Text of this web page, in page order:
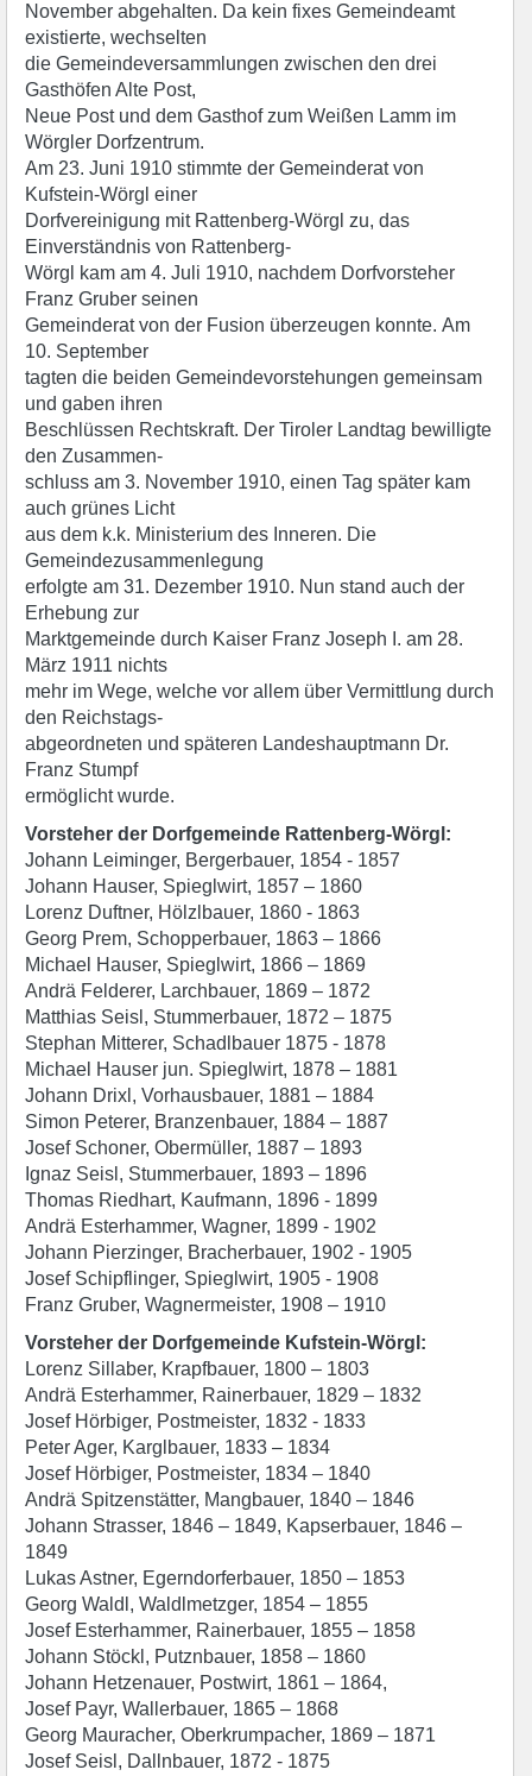
November abgehalten. Da kein fixes Gemeindeamt
existierte, wechselten
die Gemeindeversammlungen zwischen den drei
Gasthöfen Alte Post,
Neue Post und dem Gasthof zum Weißen Lamm im
Wörgler Dorfzentrum.
Am 23. Juni 1910 stimmte der Gemeinderat von
Kufstein-Wörgl einer
Dorfvereinigung mit Rattenberg-Wörgl zu, das
Einverständnis von Rattenberg-
Wörgl kam am 4. Juli 1910, nachdem Dorfvorsteher
Franz Gruber seinen
Gemeinderat von der Fusion überzeugen konnte. Am
10. September
tagten die beiden Gemeindevorstehungen gemeinsam
und gaben ihren
Beschlüssen Rechtskraft. Der Tiroler Landtag bewilligte
den Zusammen-
schluss am 3. November 1910, einen Tag später kam
auch grünes Licht
aus dem k.k. Ministerium des Inneren. Die
Gemeindezusammenlegung
erfolgte am 31. Dezember 1910. Nun stand auch der
Erhebung zur
Marktgemeinde durch Kaiser Franz Joseph I. am 28.
März 1911 nichts
mehr im Wege, welche vor allem über Vermittlung durch
den Reichstags-
abgeordneten und späteren Landeshauptmann Dr.
Franz Stumpf
ermöglicht wurde.
Vorsteher der Dorfgemeinde Rattenberg-Wörgl:
Johann Leiminger, Bergerbauer, 1854 - 1857
Johann Hauser, Spieglwirt, 1857 – 1860
Lorenz Duftner, Hölzlbauer, 1860 - 1863
Georg Prem, Schopperbauer, 1863 – 1866
Michael Hauser, Spieglwirt, 1866 – 1869
Andrä Felderer, Larchbauer, 1869 – 1872
Matthias Seisl, Stummerbauer, 1872 – 1875
Stephan Mitterer, Schadlbauer 1875 - 1878
Michael Hauser jun. Spieglwirt, 1878 – 1881
Johann Drixl, Vorhausbauer, 1881 – 1884
Simon Peterer, Branzenbauer, 1884 – 1887
Josef Schoner, Obermüller, 1887 – 1893
Ignaz Seisl, Stummerbauer, 1893 – 1896
Thomas Riedhart, Kaufmann, 1896 - 1899
Andrä Esterhammer, Wagner, 1899 - 1902
Johann Pierzinger, Bracherbauer, 1902 - 1905
Josef Schipflinger, Spieglwirt, 1905 - 1908
Franz Gruber, Wagnermeister, 1908 – 1910
Vorsteher der Dorfgemeinde Kufstein-Wörgl:
Lorenz Sillaber, Krapfbauer, 1800 – 1803
Andrä Esterhammer, Rainerbauer, 1829 – 1832
Josef Hörbiger, Postmeister, 1832 - 1833
Peter Ager, Karglbauer, 1833 – 1834
Josef Hörbiger, Postmeister, 1834 – 1840
Andrä Spitzenstätter, Mangbauer, 1840 – 1846
Johann Strasser, 1846 – 1849, Kapserbauer, 1846 –
1849
Lukas Astner, Egerndorferbauer, 1850 – 1853
Georg Waldl, Waldlmetzger, 1854 – 1855
Josef Esterhammer, Rainerbauer, 1855 – 1858
Johann Stöckl, Putznbauer, 1858 – 1860
Johann Hetzenauer, Postwirt, 1861 – 1864,
Josef Payr, Wallerbauer, 1865 – 1868
Georg Mauracher, Oberkrumpacher, 1869 – 1871
Josef Seisl, Dallnbauer, 1872 - 1875